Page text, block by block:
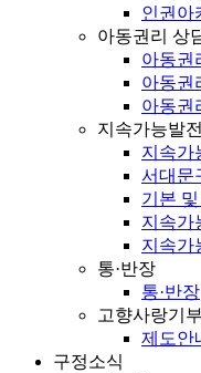
인권아
아동권리 상
아동권
아동권
아동권
지속가능발전
지속가
서대문
기본
지속가
지속가
통·반장
통·반장
고향사랑기
제도안
구정소식